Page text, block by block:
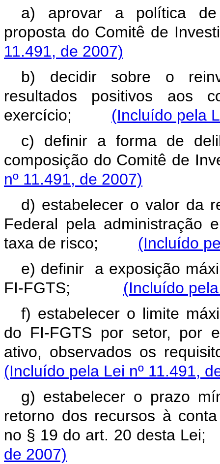
a) aprovar a política de
proposta do Comitê de
11.491, de 2007)
b) decidir sobre o
resultados positivos aos
exercício; (Incluído pela
c) definir a forma de
composição do Comitê
nº 11.491, de 2007)
d) estabelecer o valor da
Federal pela administração
taxa de risco; (Incluído
e) definir a exposição
FI-FGTS; (Incluído
f) estabelecer o limite
do FI-FGTS por setor, por
ativo, observados os
(Incluído pela Lei nº 11.491,
g) estabelecer o prazo
retorno dos recursos à
no § 19 do art. 20
de 2007)